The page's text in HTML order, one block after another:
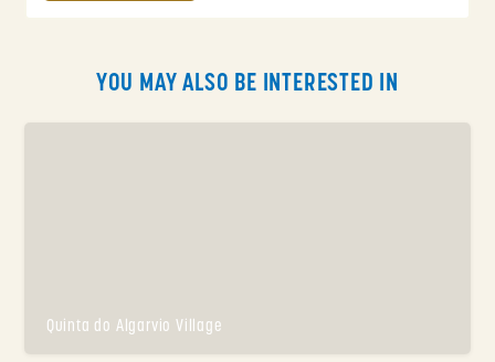
YOU MAY ALSO BE INTERESTED IN
Quinta do Algarvio Village